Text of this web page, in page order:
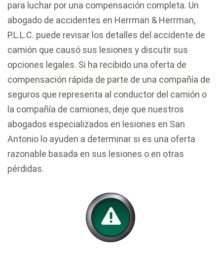
para luchar por una compensación completa. Un
abogado de accidentes en Herrman & Herrman,
P.L.L.C. puede revisar los detalles del accidente de
camión que causó sus lesiones y discutir sus
opciones legales. Si ha recibido una oferta de
compensación rápida de parte de una compañía de
seguros que representa al conductor del camión o
la compañía de camiones, deje que nuestros
abogados especializados en lesiones en San
Antonio lo ayuden a determinar si es una oferta
razonable basada en sus lesiones o en otras
pérdidas.